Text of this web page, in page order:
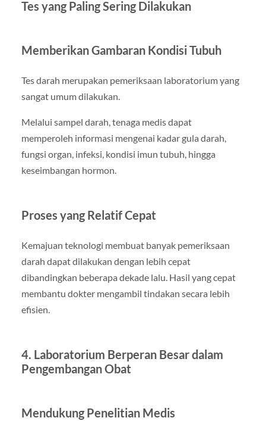
Tes yang Paling Sering Dilakukan
Memberikan Gambaran Kondisi Tubuh
Tes darah merupakan pemeriksaan laboratorium yang
sangat umum dilakukan.
Melalui sampel darah, tenaga medis dapat
memperoleh informasi mengenai kadar gula darah,
fungsi organ, infeksi, kondisi imun tubuh, hingga
keseimbangan hormon.
Proses yang Relatif Cepat
Kemajuan teknologi membuat banyak pemeriksaan
darah dapat dilakukan dengan lebih cepat
dibandingkan beberapa dekade lalu. Hasil yang cepat
membantu dokter mengambil tindakan secara lebih
efisien.
4. Laboratorium Berperan Besar dalam
Pengembangan Obat
Mendukung Penelitian Medis